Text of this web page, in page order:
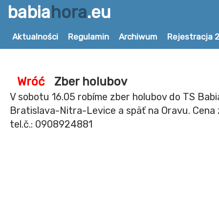
babiahora.eu
Aktualności Regulamin Archiwum Rejestracja
Wróć Zber holubov
V sobotu 16.05 robíme zber holubov do TS
Bratislava-Nitra-Levice a späť na Oravu.
tel.č.: 0908924881